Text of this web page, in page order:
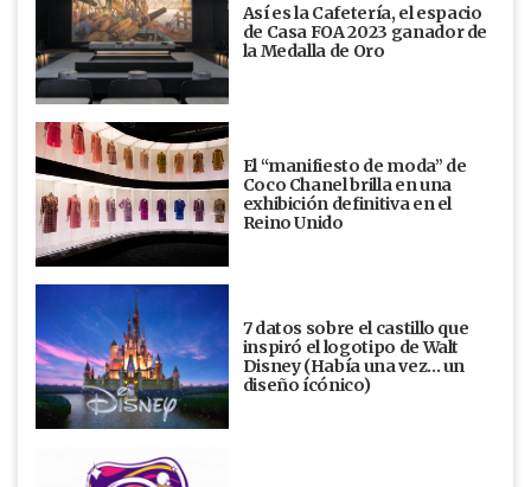
Así es la Cafetería, el espacio
de Casa FOA 2023 ganador de
la Medalla de Oro
El “manifiesto de moda” de
Coco Chanel brilla en una
exhibición definitiva en el
Reino Unido
7 datos sobre el castillo que
inspiró el logotipo de Walt
Disney (Había una vez... un
diseño ícónico)